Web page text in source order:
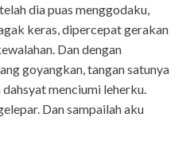
dia puas menggodaku,
keras, dipercepat gerakan
Dan dengan
goyangkan, tangan satunya
menciumi leherku.
Dan sampailah aku